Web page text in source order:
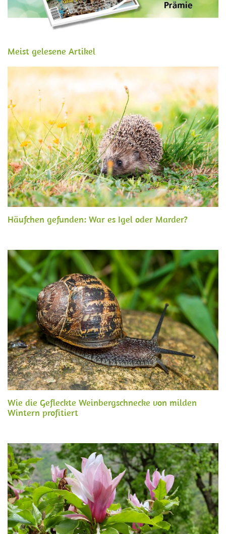
Meist gelesene Artikel
Häufchen gefunden: War es Igel oder Marder?
Wie die Gefleckte Weinbergschnecke von milden
Wintern profitiert